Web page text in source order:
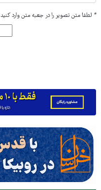
* لطفا متن تصویر را در جعبه متن وارد کنید